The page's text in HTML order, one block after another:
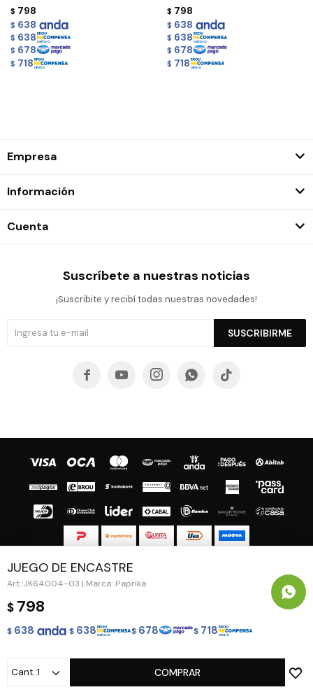
JUEGO DE ENCASTRE
JK64004-03 | Marca: Paprika
$ 798
$ 638 $ 638 $ 678 $ 718
1 COMPRAR
$ 798
$ 638
$ 638
$ 678
$ 718
$ 798
$ 638
$ 638
$ 678
$ 718
Empresa
Información
Cuenta
Suscríbete a nuestras noticias
¡Suscribite y recibí todas nuestras novedades!
SUSCRIBIRME
    
© Copyright 2026 / Guapa - Paprika